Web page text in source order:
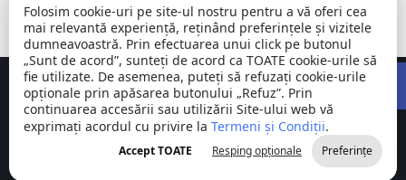
08:00 -
14:00
Comuna
Stejaru |
județul Tulcea
©
2026
Toate
drepturile
rezervate
Concept realizat deBig Media Relații Publice SRL
Folosim cookie-uri pe site-ul nostru pentru a vă oferi cea
mai relevantă experiență, reținând preferințele și vizitele
dumneavoastră. Prin efectuarea unui click pe butonul
„Sunt de acord”, sunteți de acord ca TOATE cookie-urile să
fie utilizate. De asemenea, puteți să refuzați cookie-urile
opționale prin apăsarea butonului „Refuz”. Prin
continuarea accesării sau utilizării Site-ului web vă
exprimați acordul cu privire la Termeni și Condiții.
Accept TOATE Resping opționale Preferințe